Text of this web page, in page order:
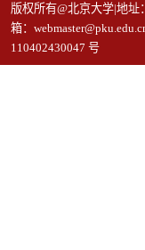
版权所有@北京大学|地
箱：
110402430047 号